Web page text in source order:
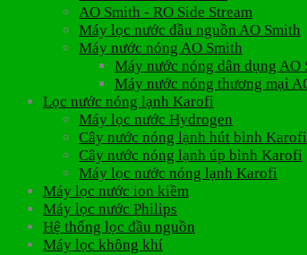
AO Smith - RO Side Stream
Máy lọc nước đầu nguồn AO Smith
Máy nước nóng AO Smith
Máy nước nóng dân dụng AO
Máy nước nóng thương mại
Lọc nước nóng lạnh Karofi
Máy lọc nước Hydrogen
Cây nước nóng lạnh hút bình Karofi
Cây nước nóng lạnh úp bình Karofi
Máy lọc nước nóng lạnh Karofi
Máy lọc nước ion kiềm
Máy lọc nước Philips
Hệ thống lọc đầu nguồn
Máy lọc không khí